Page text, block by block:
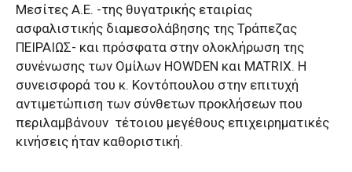
Μεσίτες Α.Ε. -της θυγατρικής εταιρίας
ασφαλιστικής διαμεσολάβησης της Τράπεζας
ΠΕΙΡΑΙΩΣ- και πρόσφατα στην ολοκλήρωση της
συνένωσης των Ομίλων HOWDEN και MATRIX. Η
συνεισφορά του κ. Κοντόπουλου στην επιτυχή
αντιμετώπιση των σύνθετων προκλήσεων που
περιλαμβάνουν τέτοιου μεγέθους επιχειρηματικές
κινήσεις ήταν καθοριστική.